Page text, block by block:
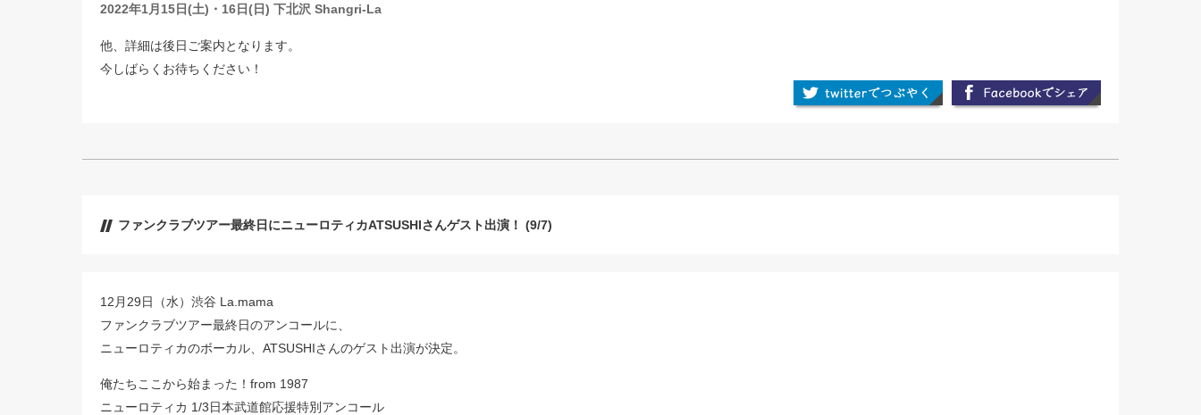
2022年1月15日(土)・16日(日) 下北沢 Shangri-La
他、詳細は後日ご案内となります。
今しばらくお待ちください！
ファンクラブツアー最終日にニューロティカATSUSHIさんゲスト出演！ (9/7)
12月29日（水）渋谷 La.mama
ファンクラブツアー最終日のアンコールに、
ニューロティカのボーカル、ATSUSHIさんのゲスト出演が決定。
俺たちここから始まった！from 1987
ニューロティカ 1/3日本武道館応援特別アンコール